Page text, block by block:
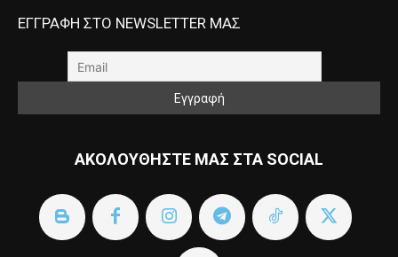
ΕΓΓΡΑΦΗ ΣΤΟ NEWSLETTER ΜΑΣ
ΑΚΟΛΟΥΘΗΣΤΕ ΜΑΣ ΣΤΑ SOCIAL